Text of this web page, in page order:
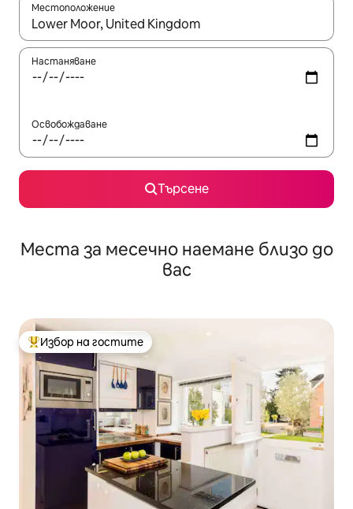
Местоположение
Когато резултатите се покажат, използвайте
Настаняване
Освобождаване
Търсене
Места за месечно наемане близо до
вас
Най-популярен избор на гостите
Избор на гостите